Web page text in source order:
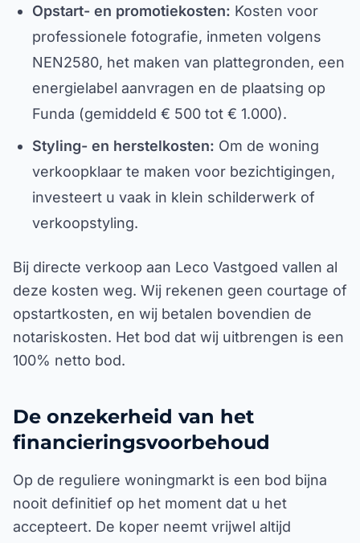
professionele fotografie, inmeten volgens
NEN2580, het maken van plattegronden, een
energielabel aanvragen en de plaatsing op
Funda (gemiddeld € 500 tot € 1.000).
verkoopklaar te maken voor bezichtigingen,
investeert u vaak in klein schilderwerk of
deze kosten weg. Wij rekenen geen courtage of
opstartkosten, en wij betalen bovendien de
notariskosten. Het bod dat wij uitbrengen is een
100% netto bod.
De onzekerheid van het
financieringsvoorbehoud
nooit definitief op het moment dat u het
accepteert. De koper neemt vrijwel altijd
ontbindende voorwaarden op, zoals een